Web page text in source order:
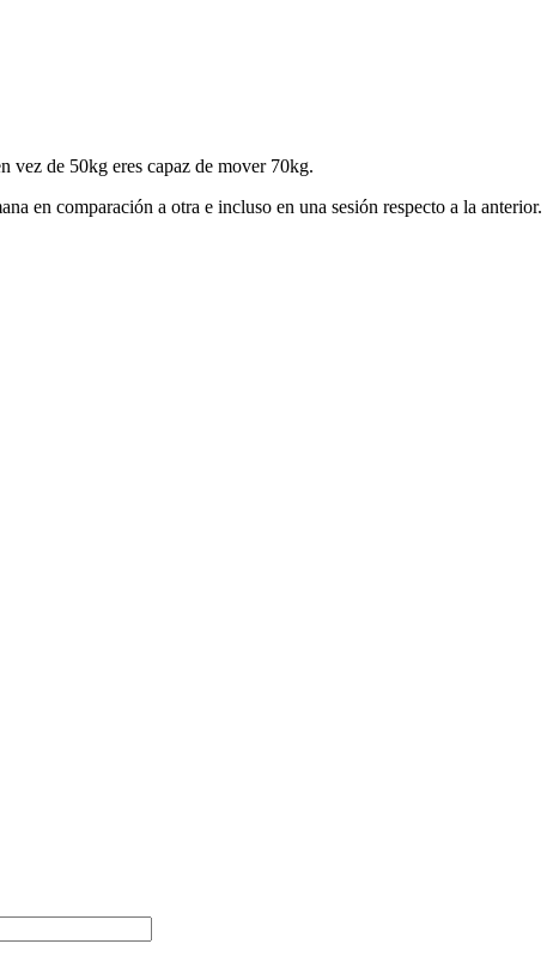
vez de 50kg eres capaz de mover 70kg.
en comparación a otra e incluso en una sesión respecto a la anterior.